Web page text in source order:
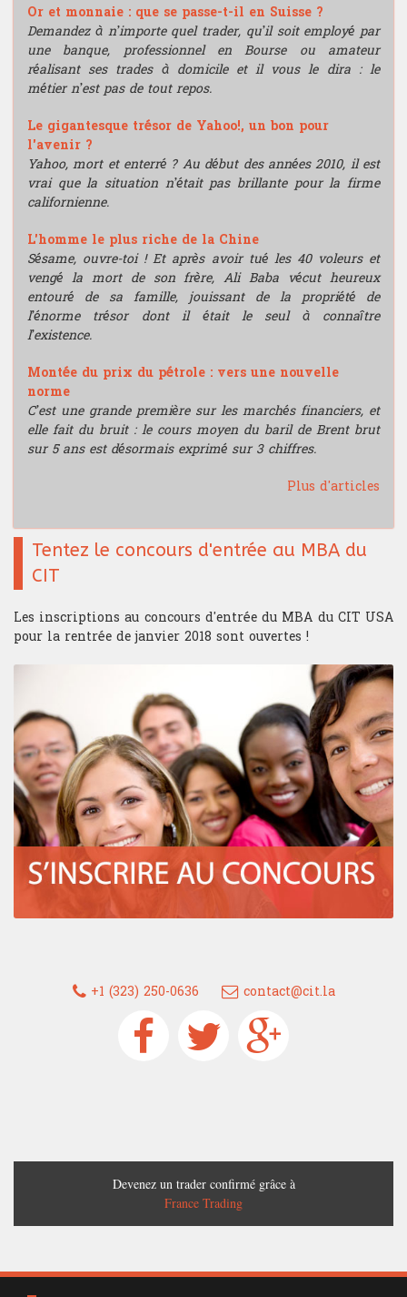
Bourse de recherche
Or et monnaie : que se passe-t-il en Suisse ?
Demandez à n’importe quel trader, qu’il soit employé par
une banque, professionnel en Bourse ou amateur
réalisant ses trades à domicile et il vous le dira : le
métier n’est pas de tout repos.
Le gigantesque trésor de Yahoo!, un bon pour
l'avenir ?
Yahoo, mort et enterré ? Au début des années 2010, il est
vrai que la situation n’était pas brillante pour la firme
californienne.
L'homme le plus riche de la Chine
Sésame, ouvre-toi ! Et après avoir tué les 40 voleurs et
vengé la mort de son frère, Ali Baba vécut heureux
entouré de sa famille, jouissant de la propriété de
l’énorme trésor dont il était le seul à connaître
l’existence.
Montée du prix du pétrole : vers une nouvelle
norme
C’est une grande première sur les marchés financiers, et
elle fait du bruit : le cours moyen du baril de Brent brut
sur 5 ans est désormais exprimé sur 3 chiffres.
Plus d'articles
Tentez le concours d'entrée au MBA du
CIT
Les inscriptions au concours d'entrée du MBA du CIT USA
pour la rentrée de janvier 2018 sont ouvertes !
+1 (323) 250-0636 contact@cit.la
Devenez un trader confirmé grâce à
France Trading